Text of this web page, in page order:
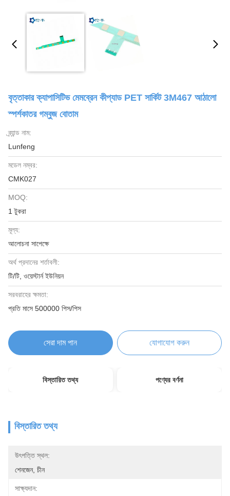
বৃত্তাকার ক্যাপাসিটিভ মেমব্রেন কীপ্যাড PET সার্কিট 3M467 আঠালো
স্পর্শকাতর গম্বুজ বোতাম
ব্র্যান্ড নাম:
Lunfeng
মডেল নম্বর:
CMK027
MOQ:
1 টুকরা
মূল্য:
আলোচনা সাপেক্ষে
অর্থ প্রদানের শর্তাবলী:
টি/টি, ওয়েস্টার্ন ইউনিয়ন
সরবরাহের ক্ষমতা:
প্রতি মাসে 500000 পিস/পিস
সেরা দাম পান যোগাযোগ করুন
বিস্তারিত তথ্য পণ্যের বর্ণনা
বিস্তারিত তথ্য
উৎপত্তি স্থল:
শেনজেন, চীন
সাক্ষ্যদান: